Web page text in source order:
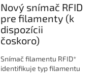
Nový snímač RFID
pre filamenty (k
dispozícii
čoskoro)
Snímač filamentu RFID*
identifikuje typ filamentu